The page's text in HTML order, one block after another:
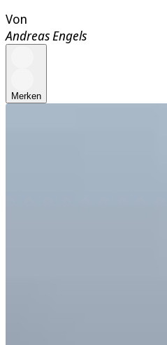
Von
Andreas Engels
Merken